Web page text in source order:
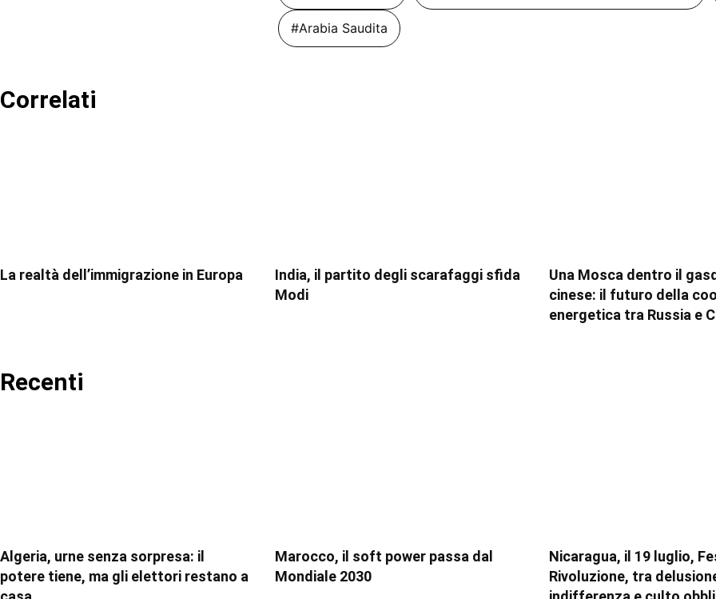
#Arabia Saudita
Correlati
La realtà dell’immigrazione in Europa
India, il partito degli scarafaggi sfida
Modi
Una Mosca dentro il
cinese: il futuro della
energetica tra Russia e
Recenti
Algeria, urne senza sorpresa: il
potere tiene, ma gli elettori restano a
Marocco, il soft power passa dal
Mondiale 2030
Nicaragua, il 19 luglio,
Rivoluzione, tra